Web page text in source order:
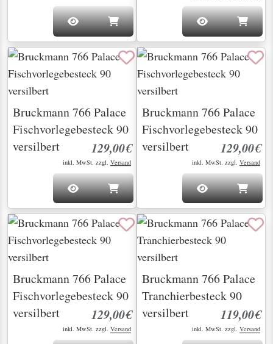
Bruckmann 766 Palace
Fischvorlegebesteck 90
versilbert
129,00€
inkl. MwSt. zzgl. Versand
Bruckmann 766 Palace
Fischvorlegebesteck 90
versilbert
129,00€
inkl. MwSt. zzgl. Versand
Bruckmann 766 Palace
Fischvorlegebesteck 90
versilbert
129,00€
inkl. MwSt. zzgl. Versand
Bruckmann 766 Palace
Tranchierbesteck 90
versilbert
119,00€
inkl. MwSt. zzgl. Versand